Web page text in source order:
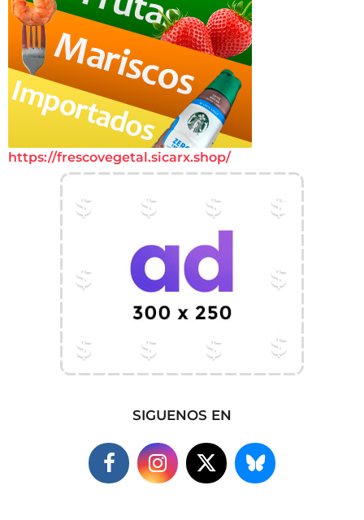
https://frescovegetal.sicarx.shop/
SIGUENOS EN